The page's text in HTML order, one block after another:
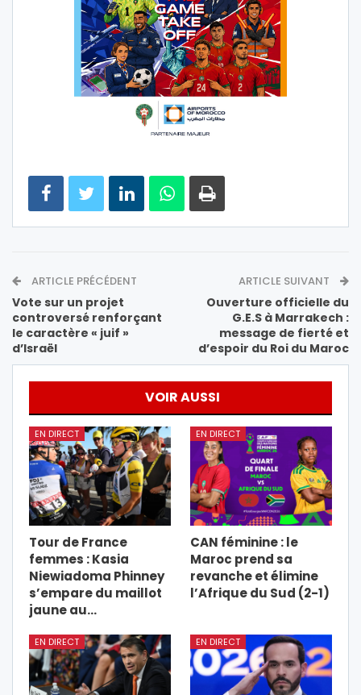
ARTICLE PRÉCÉDENT
Vote sur un projet
controversé renforçant
le caractère « juif »
d’Israël
ARTICLE SUIVANT
Ouverture officielle du
G.E.S à Marrakech :
message de fierté et
d’espoir du Roi du Maroc
VOIR AUSSI
EN DIRECT
Tour de France
femmes : Kasia
Niewiadoma Phinney
s’empare du maillot
jaune au…
EN DIRECT
CAN féminine : le
Maroc prend sa
revanche et élimine
l’Afrique du Sud (2-1)
EN DIRECT EN DIRECT